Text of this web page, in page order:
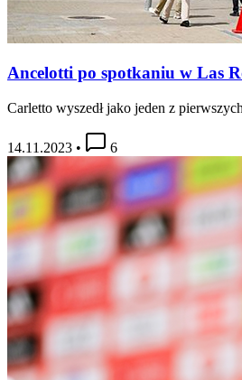
Ancelotti po spotkaniu w Las
Carletto wyszedł jako jeden z pierwszych
14.11.2023 • 6